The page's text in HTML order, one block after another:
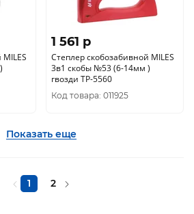
1 561 p
Степлер скобозабивной MILES
3в1 скобы №53 (6-14мм )
гвозди ТР-5560
Код товара: 011925
Показать еще
1 2